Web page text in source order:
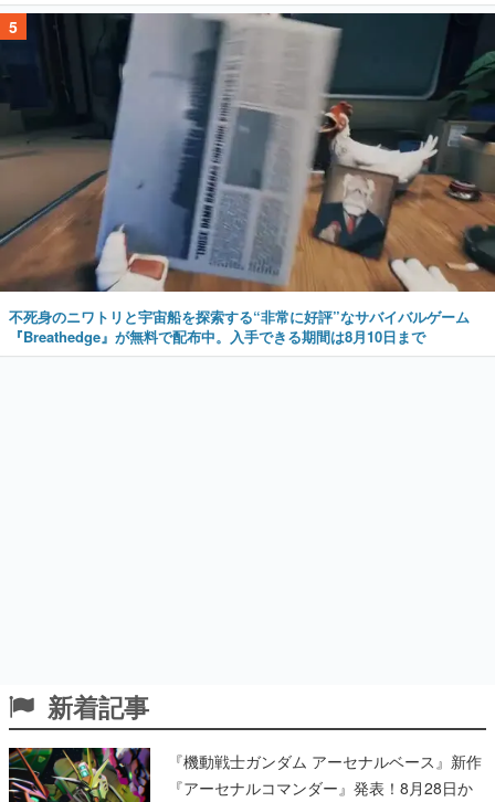
5
不死身のニワトリと宇宙船を探索する“非常に好評”なサバイバルゲーム
『Breathedge』が無料で配布中。入手できる期間は8月10日まで
新着記事
『機動戦士ガンダム アーセナルベース』新作
『アーセナルコマンダー』発表！8月28日か